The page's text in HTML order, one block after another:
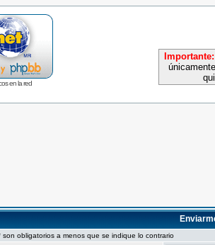
en la red
Importante:
son obligatorios a menos que se indique lo contrario